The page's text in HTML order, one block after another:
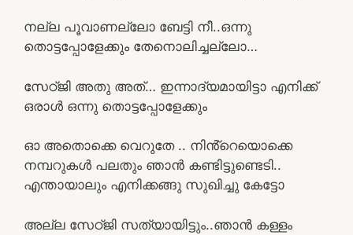
നല്ല പൂവാണല്ലോ ബേട്ടി നീ..ഒന്നു
തൊട്ടപ്പോളേക്കും തേനൊലിച്ചല്ലോ…
സേഠ്ജി അതു അത്… ഇന്നാദ്യമായിട്ടാ എനിക്ക്
ഒരാൾ ഒന്നു തൊട്ടപ്പോളേക്കും
ഓ അതൊക്കെ വെറുതേ .. നിൻ്റെയൊക്കെ
നമ്പറുകൾ പലതും ഞാൻ കണ്ടിട്ടുണ്ടെടി..
എന്തായാലും എനിക്കങ്ങു സുഖിച്ചു കേട്ടോ
അല്ല സേഠ്ജി സത്യായിട്ടും..ഞാൻ കള്ളം